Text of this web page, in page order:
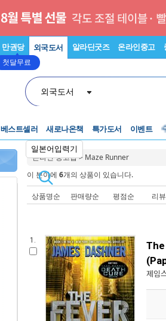
만권당
첫달무료
외국도서 알라딘굿즈 온라인중고
외국도서
일본어입력기
베스트셀러 새로나온책 특가도서 이벤트
온라인 중고샵> Maze Runner
이 분야에 6개의 상품이 있습니다.
상품명순 판매량순 평점순 리
1.
제임